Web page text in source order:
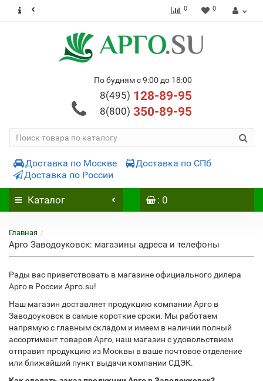
0 0
По будням с 9:00 до 18:00
8(495) 128-89-95
8(800) 350-89-95
Доставка по Москве
Доставка по СПб
Доставка по России
Каталог : 0
Главная
Арго Заводоуковск: магазины адреса и телефоны
Рады вас приветствовать в магазине официального дилера
Арго в России Арго.su!
Наш магазин доставляет продукцию компании Арго в
Заводоуковск в самые короткие сроки. Мы работаем
напрямую с главным складом и имеем в наличии полный
ассортимент товаров Арго, наш магазин с удовольствием
отправит продукцию из Москвы в ваше почтовое отделение
или ближайший пункт выдачи компании СДЭК.